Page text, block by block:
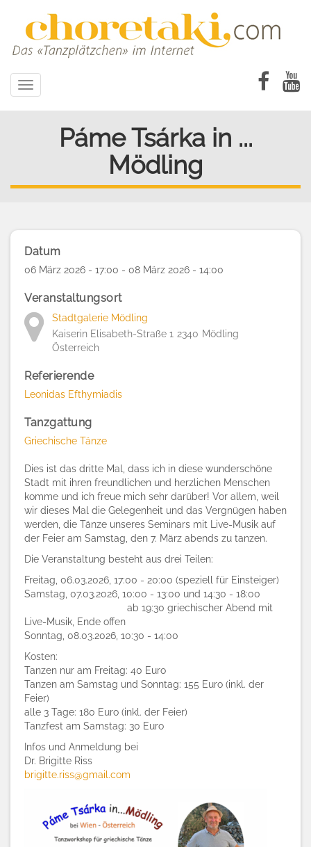
Toggle
navigation
Páme Tsárka in ...
Mödling
Datum
06 März 2026 - 17:00 - 08 März 2026 - 14:00
Veranstaltungsort
Stadtgalerie Mödling
Kaiserin Elisabeth-Straße 1 2340 Mödling
Österreich
Referierende
Leonidas Efthymiadis
Tanzgattung
Griechische Tänze
Dies ist das dritte Mal, dass ich in diese wunderschöne
Stadt mit ihren freundlichen und herzlichen Menschen
komme und ich freue mich sehr darüber! Vor allem, weil
wir dieses Mal die Gelegenheit und das Vergnügen haben
werden, die Tänze unseres Seminars mit Live-Musik auf
der Feier am Samstag, den 7. März abends zu tanzen.
Die Veranstaltung besteht aus drei Teilen:
Freitag, 06.03.2026, 17:00 - 20:00 (speziell für Einsteiger)
Samstag, 07.03.2026, 10:00 - 13:00 und 14:30 - 18:00
ab 19:30 griechischer Abend mit
Live-Musik, Ende offen
Sonntag, 08.03.2026, 10:30 - 14:00
Kosten:
Tanzen nur am Freitag: 40 Euro
Tanzen am Samstag und Sonntag: 155 Euro (inkl. der
Feier)
alle 3 Tage: 180 Euro (inkl. der Feier)
Tanzfest am Samstag: 30 Euro
Infos und Anmeldung bei
Dr. Brigitte Riss
brigitte.riss@gmail.com